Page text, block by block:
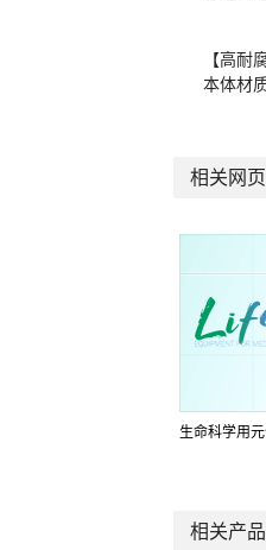
【高耐
本体材
相关网页
生命科学用
相关产品